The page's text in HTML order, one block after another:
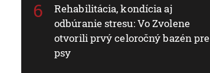
Rehabilitácia, kondícia aj
odbúranie stresu: Vo Zvolene
otvorili prvý celoročný bazén pre
psy